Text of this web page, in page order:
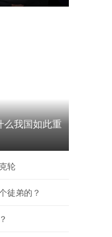
7日周五立秋！燥气变重
么我国如此重
轮
徒弟的？